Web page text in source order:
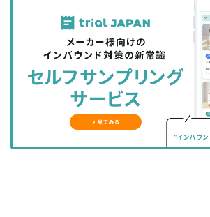
を
シ
ェ
る
事
を
シ
ェ
ア
す
る
ッ
ク
マ
に